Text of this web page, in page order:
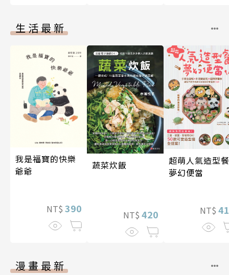
生活最新
我是福寶的快樂
爺爺
NT$ 390
蔬菜炊飯
NT$ 420
超萌人氣造型
夢幻便當
NT$
漫畫最新